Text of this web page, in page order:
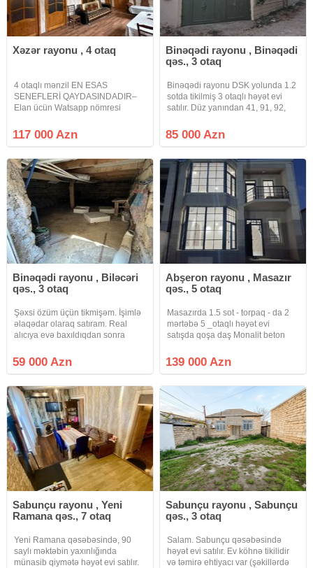
Bu ərazidə torpağın 1 sotu 18.000–21.000 AZN arasında
dəyişir. Evin yerləşdiyi torpaq sahəsinin və tikintiyə çəkilən
Real alıcıya qiymətdə endirim mümkündür.
Xəzər rayonu , 4 otaq
4 otaqlı mənzil EN ESAS
SENEFLERİ QAYDASINDADIR–
Elan ücün Watsapp nömresi
sanitar qovşağı ilə Xəzər rayonu
Binə qesebedi - Zal: Uzun və işıqlı,
və
117 000 Azn
Binəqədi rayonu , Binəqədi
qəs., 3 otaq
Binəqədi rayonu DSK yolunda 1.2
sotda tikilmiş 3 otaqlı həyət evi
satılır. Düz yanından 41, 91, 92,
zal, 2 yataq otağı, h/t və mətbəx
(90 kv ev, 30 kv həyət) ibarətdir.
85 000 Azn
Binəqədi rayonu , Biləcəri
qəs., 3 otaq
Şəxsi özüm üçün tikmişəm. İşimlə
əlaqədar olaraq satıram. Real
alıcıya evə baxıldıqdan sonra
59 000 Azn
Abşeron rayonu , Masazır
qəs., 5 otaq
Masazırda 1.5 sot - torpaq - da 2
mərtəbə 5 _otaqlı həyət evi
satışda qoşa daş Monalit beton
sənədi kupca real Alıcı zəng eləsin
qiymət razılığı olacaq 142 nömrəli
139 000 Azn
Sabunçu rayonu , Yeni
Ramana qəs., 7 otaq
Yeni Ramana qəsəbəsində, 90
saylı məktəbin yaxınlığında
münasib qiymətə həyət evi satılır.
Sabunçu rayonu , Sabunçu
qəs., 3 otaq
Salam. Sabunçu qəsəbəsində
həyət evi satılır. Ev köhnə tikilidir
və təmirə ehtiyacı var (şəkillərdə